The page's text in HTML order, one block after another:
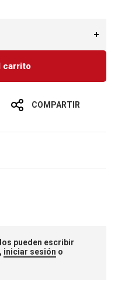
carrito
COMPARTIR
pueden escribir
iniciar sesión o